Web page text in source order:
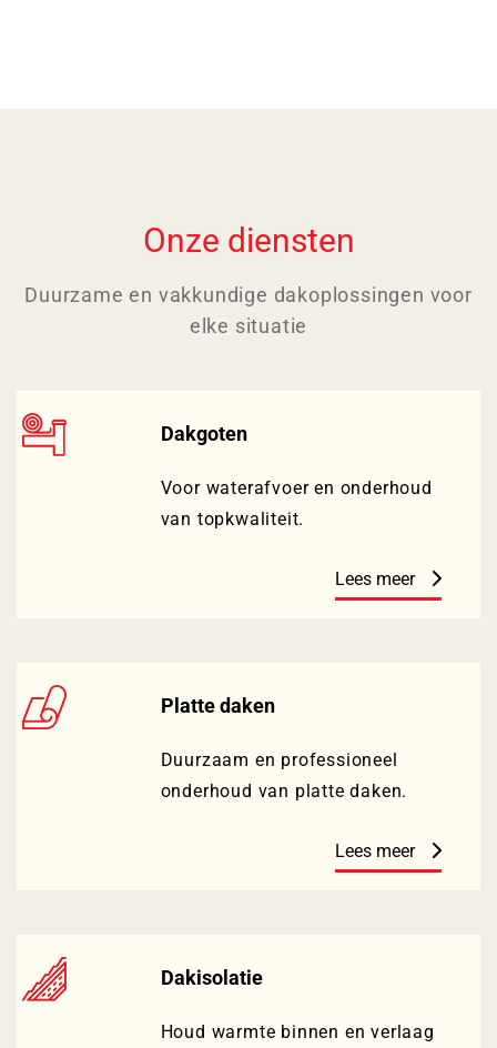
Onze diensten
Duurzame en vakkundige dakoplossingen voor
elke situatie
Dakgoten
Voor waterafvoer en onderhoud
van topkwaliteit.
Lees meer
Platte daken
Duurzaam en professioneel
onderhoud van platte daken.
Lees meer
Dakisolatie
Houd warmte binnen en verlaag